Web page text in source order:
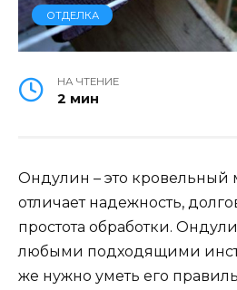
ОТДЕЛКА
НА ЧТЕНИЕ
2 мин
Ондулин – это кровельный
отличает надежность,
простота обработки.
любыми подходящими
же нужно уметь его